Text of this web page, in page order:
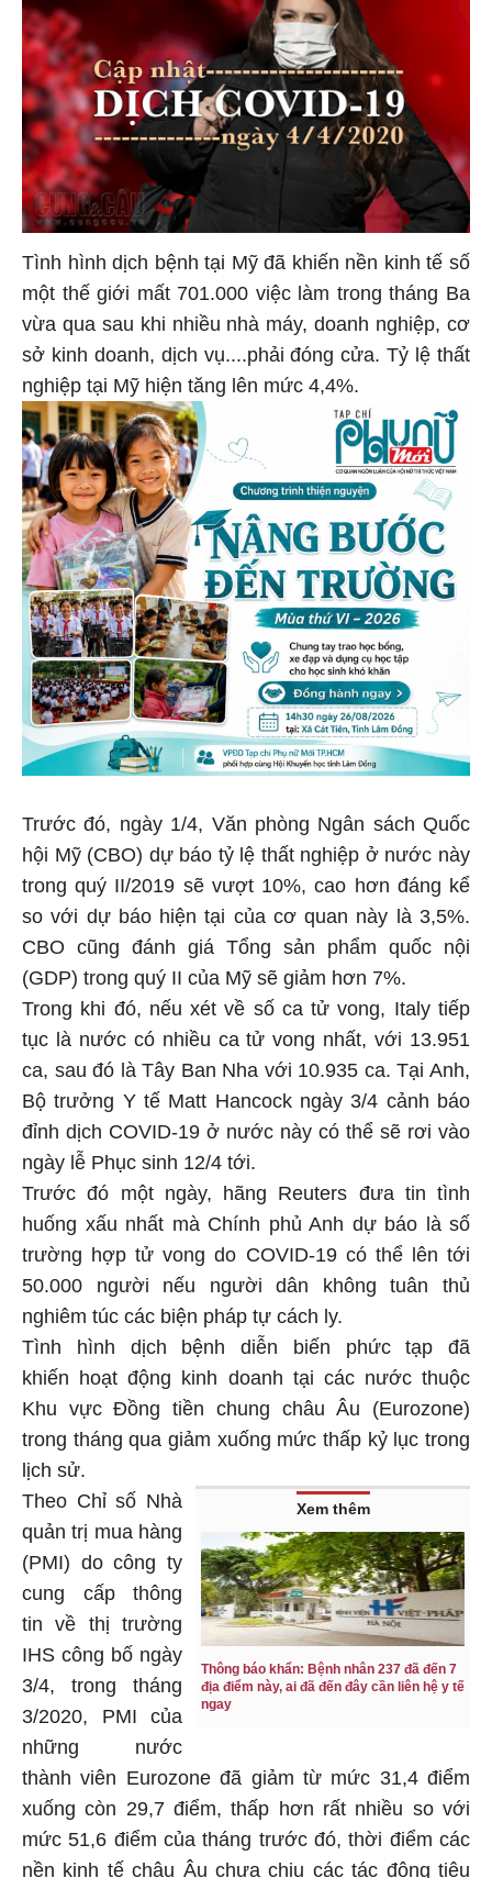
Tình hình dịch bệnh tại Mỹ đã khiến nền kinh tế số
một thế giới mất 701.000 việc làm trong tháng Ba
vừa qua sau khi nhiều nhà máy, doanh nghiệp, cơ
sở kinh doanh, dịch vụ....phải đóng cửa. Tỷ lệ thất
nghiệp tại Mỹ hiện tăng lên mức 4,4%.
Trước đó, ngày 1/4, Văn phòng Ngân sách Quốc
hội Mỹ (CBO) dự báo tỷ lệ thất nghiệp ở nước này
trong quý II/2019 sẽ vượt 10%, cao hơn đáng kể
so với dự báo hiện tại của cơ quan này là 3,5%.
CBO cũng đánh giá Tổng sản phẩm quốc nội
(GDP) trong quý II của Mỹ sẽ giảm hơn 7%.
Trong khi đó, nếu xét về số ca tử vong, Italy tiếp
tục là nước có nhiều ca tử vong nhất, với 13.951
ca, sau đó là Tây Ban Nha với 10.935 ca. Tại Anh,
Bộ trưởng Y tế Matt Hancock ngày 3/4 cảnh báo
đỉnh dịch COVID-19 ở nước này có thể sẽ rơi vào
ngày lễ Phục sinh 12/4 tới.
Trước đó một ngày, hãng Reuters đưa tin tình
huống xấu nhất mà Chính phủ Anh dự báo là số
trường hợp tử vong do COVID-19 có thể lên tới
50.000 người nếu người dân không tuân thủ
nghiêm túc các biện pháp tự cách ly.
Tình hình dịch bệnh diễn biến phức tạp đã
khiến hoạt động kinh doanh tại các nước thuộc
Khu vực Đồng tiền chung châu Âu (Eurozone)
trong tháng qua giảm xuống mức thấp kỷ lục trong
lịch sử.
Xem thêm
Thông báo khẩn: Bệnh nhân 237 đã đến 7
địa điểm này, ai đã đến đây cần liên hệ y tế
ngay
Theo Chỉ số Nhà
quản trị mua hàng
(PMI) do công ty
cung cấp thông
tin về thị trường
IHS công bố ngày
3/4, trong tháng
3/2020, PMI của
những nước
thành viên Eurozone đã giảm từ mức 31,4 điểm
xuống còn 29,7 điểm, thấp hơn rất nhiều so với
mức 51,6 điểm của tháng trước đó, thời điểm các
nền kinh tế châu Âu chưa chịu các tác động tiêu